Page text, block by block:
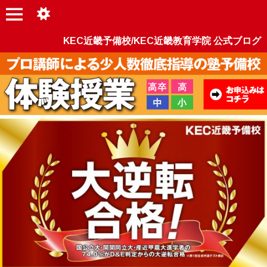
KEC近畿予備校/KEC近畿教育学院 公式ブログ